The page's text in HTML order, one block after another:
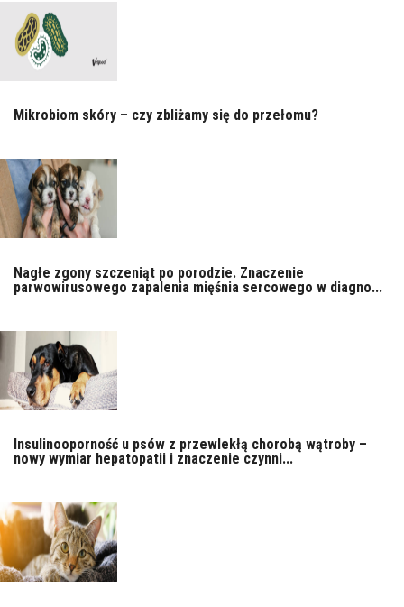
Mikrobiom skóry – czy zbliżamy się do przełomu?
Nagłe zgony szczeniąt po porodzie. Znaczenie
parwowirusowego zapalenia mięśnia sercowego w diagno...
Insulinooporność u psów z przewlekłą chorobą wątroby –
nowy wymiar hepatopatii i znaczenie czynni...